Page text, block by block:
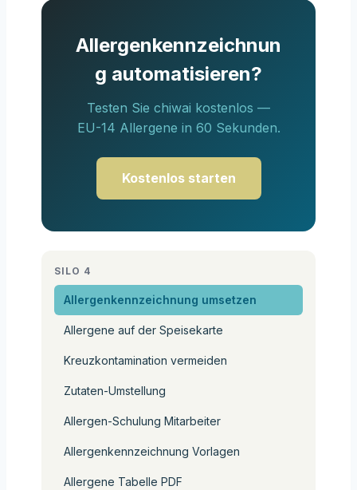
Allergenkennzeichnun
g automatisieren?
Testen Sie chiwai kostenlos —
EU-14 Allergene in 60 Sekunden.
Kostenlos starten
SILO 4
Allergenkennzeichnung umsetzen
Allergene auf der Speisekarte
Kreuzkontamination vermeiden
Zutaten-Umstellung
Allergen-Schulung Mitarbeiter
Allergenkennzeichnung Vorlagen
Allergene Tabelle PDF